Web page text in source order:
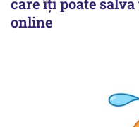
online